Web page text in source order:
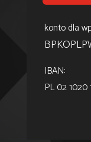
konto dla
IBAN:
PL 02 1020